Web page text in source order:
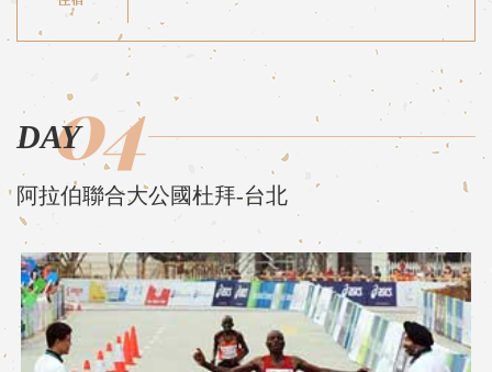
DAY04
阿拉伯聯合大公國杜拜-台北